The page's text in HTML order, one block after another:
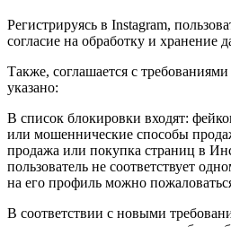
Регистрируясь в Instagram,
согласие на обработку и хранение
Также, соглашается с
указано:
В список блокировки входят:
или мошеннические способы
продажа или покупка страниц в
пользователь не соответствует
на его профиль можно
В соответствии с новыми